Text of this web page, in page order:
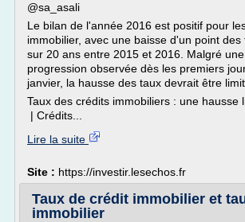
@sa_asali
Le bilan de l'année 2016 est positif pour
immobilier, avec une baisse d'un point
sur 20 ans entre 2015 et 2016. Malgré
progression observée dès les premiers
janvier, la hausse des taux devrait être
Taux des crédits immobiliers : une hausse
| Crédits...
Lire la suite
Site : https://investir.lesechos.fr
Taux de crédit immobilier et
immobilier